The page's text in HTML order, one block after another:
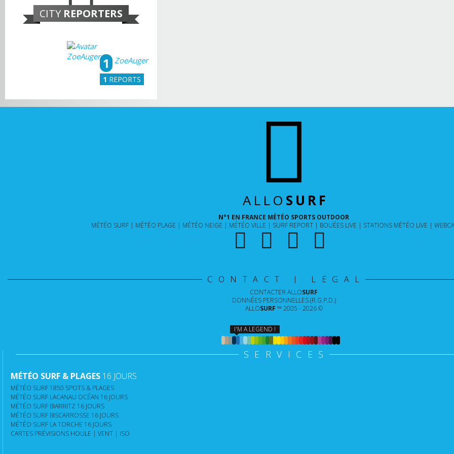
CITY REPORTERS
ZoeAuger
1
1 REPORTS
ALLO SURF
N°1 EN FRANCE MÉTÉO SPORTS OUTDOOR
MÉTÉO SURF
MÉTÉO PLAGE MÉTÉO NEIGE MÉTÉO VILLE SURF REPORT BOUÉES LIVE STATIONS MÉTÉO LIVE
CONTACT | LÉGAL
CONTACTER ALLOSURF
DONNÉES PERSONNELLES (R.G.P.D.)
ALLOSURF ™ 2005 - 2026 ©
I'M A LEGEND !
SERVICES
MÉTÉO SURF & PLAGES 16 JOURS
MÉTÉO SURF 1850 SPOTS & PLAGES
MÉTÉO SURF LACANAU OCÉAN 16 JOURS
MÉTÉO SURF BIARRITZ 16 JOURS
MÉTÉO SURF BISCARROSSE 16 JOURS
MÉTÉO SURF LA TORCHE 16 JOURS
CARTES PRÉVISIONS HOULE | VENT | ISO